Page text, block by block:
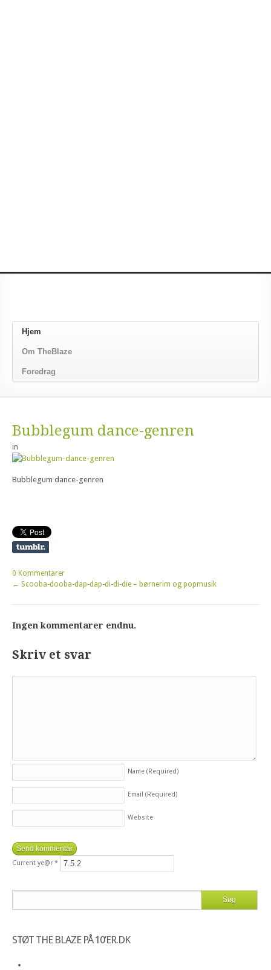
Hjem
Om TheBlaze
Foredrag
Bubblegum dance-genren
in
Bubblegum dance-genren
0 Kommentarer
← Scooba-dooba-dap-dap-di-di-die – børnerim og popmusik
Ingen kommentarer endnu.
Skriv et svar
Name (Required)
Email (Required)
Website
Current ye@r *
STØT THE BLAZE PÅ 10’ER.DK